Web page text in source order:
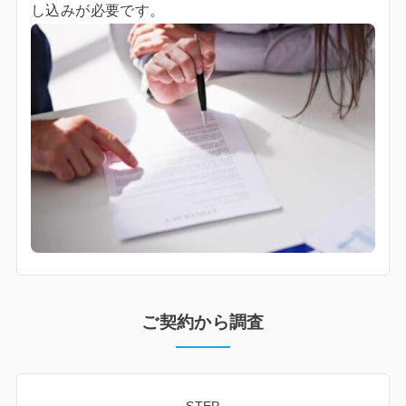
し込みが必要です。
ご契約から調査